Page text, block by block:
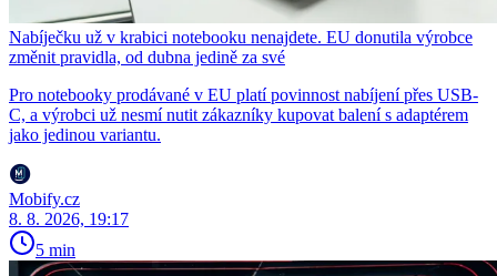
Nabíječku už v krabici notebooku nenajdete. EU donutila výrobce
změnit pravidla, od dubna jedině za své
Pro notebooky prodávané v EU platí povinnost nabíjení přes USB-
C, a výrobci už nesmí nutit zákazníky kupovat balení s adaptérem
jako jedinou variantu.
Mobify.cz
8. 8. 2026, 19:17
5 min